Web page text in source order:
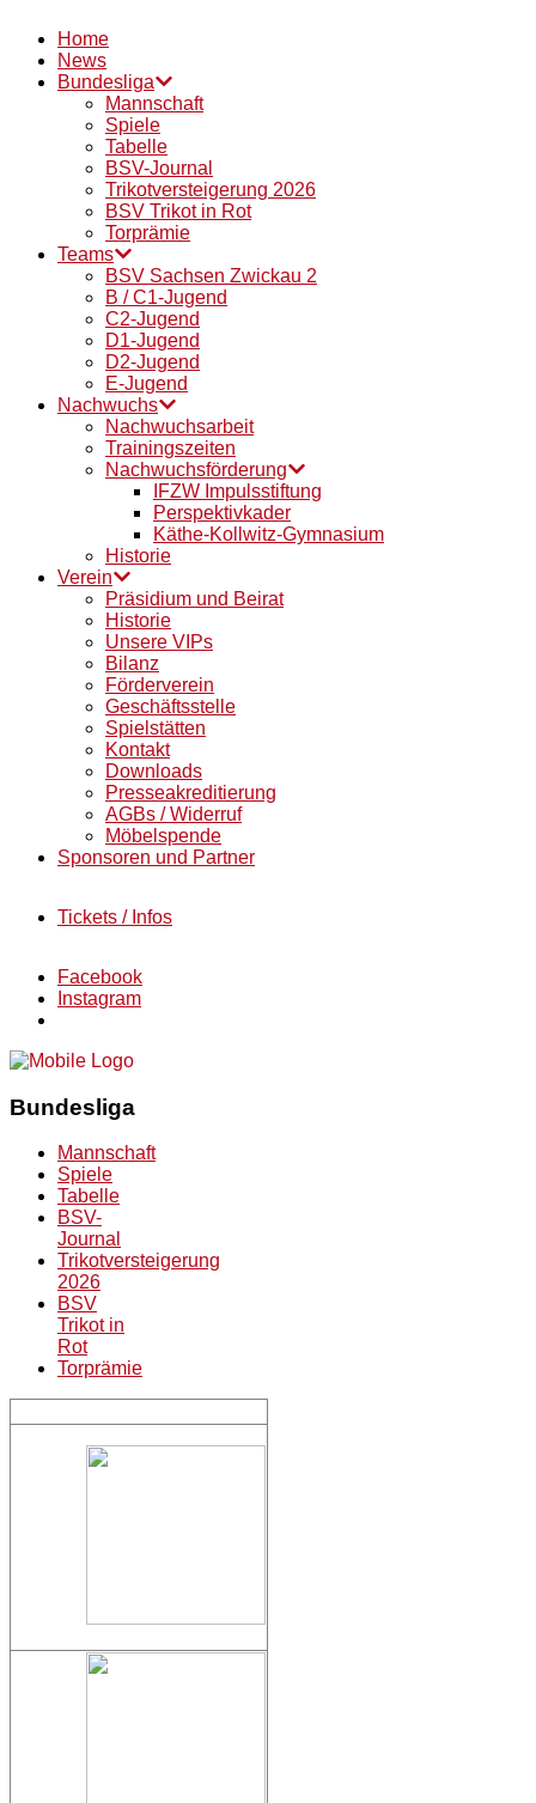
Home
News
Bundesliga
Mannschaft
Spiele
Tabelle
BSV-Journal
Trikotversteigerung 2026
BSV Trikot in Rot
Torprämie
Teams
BSV Sachsen Zwickau 2
B / C1-Jugend
C2-Jugend
D1-Jugend
D2-Jugend
E-Jugend
Nachwuchs
Nachwuchsarbeit
Trainingszeiten
Nachwuchsförderung
IFZW Impulsstiftung
Perspektivkader
Käthe-Kollwitz-Gymnasium
Historie
Verein
Präsidium und Beirat
Historie
Unsere VIPs
Bilanz
Förderverein
Geschäftsstelle
Spielstätten
Kontakt
Downloads
Presseakreditierung
AGBs / Widerruf
Möbelspende
Sponsoren und Partner
Tickets / Infos
Facebook
Instagram
Bundesliga
Mannschaft
Spiele
Tabelle
BSV-
Journal
Trikotversteigerung
2026
BSV
Trikot in
Rot
Torprämie